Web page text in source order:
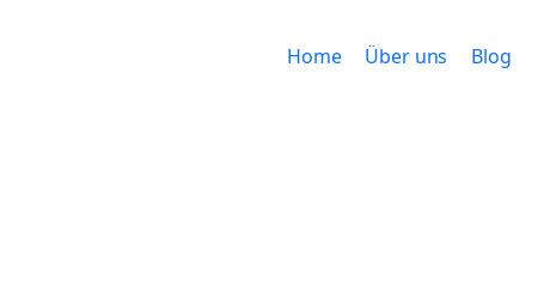
Home Über uns Blog